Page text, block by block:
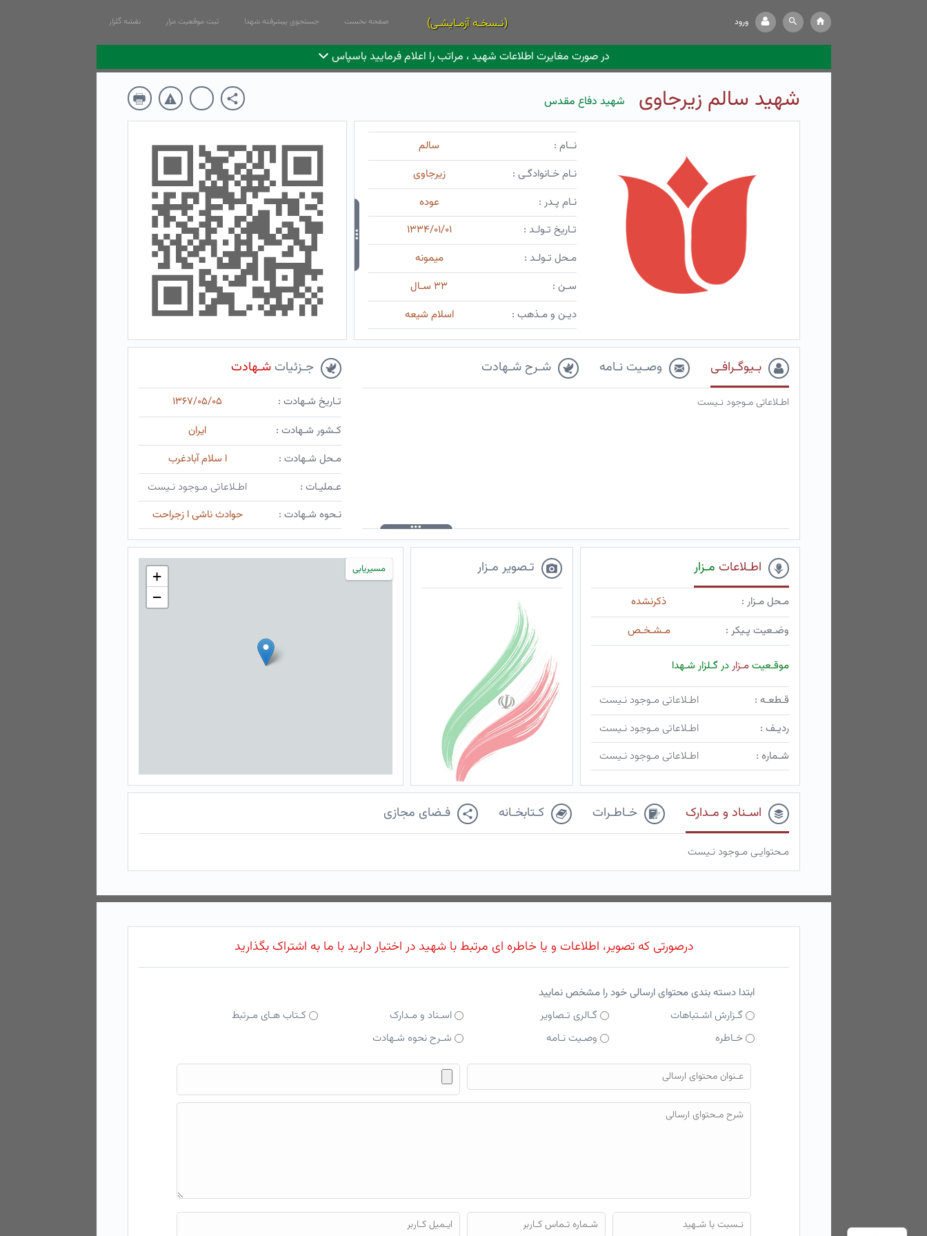
ورود (نـسخـه آزمـایشـی) صفحه نخست جستجوی پیشرفته شهدا ثبت موقعیت مزار نقشه گلزار
در صورت مغایرت اطلاعات شهید ، مراتب را اعلام فرمایید باسپاس
شهید سالم زیرجاوی شهید دفاع مقدس
نــام :
سالم
نـام خـانوادگـی :
زیرجاوی
نـام پـدر :
عوده
تـاریخ تـولـد :
۱۳۳۴/۰۱/۰۱
مـحل تـولـد :
میمونه
سـن :
۳۳ سـال
دیـن و مـذهب :
اسلام شیعه
بـیوگـرافـی وصـیت نـامه شـرح شـهادت
اطـلاعاتی مـوجود نـیست
جـزئیاتشـهادت
تـاریخ شـهادت :
۱۳۶۷/۰۵/۰۵
کـشور شـهادت :
ایران
مـحل شـهادت :
ا سلام آبادغرب
عـملیـات :
اطـلاعاتی مـوجود نـیست
نـحوه شـهادت :
حوادث ناشی ا زجراحت
اطـلاعات مـزار
مـحل مـزار :
ذکرنشده
وضـعیت پـیکر :
مـشـخـص
موقـعیتمـزاردر گـلزار شـهدا
قـطعـه :
اطـلاعاتی مـوجود نـیست
ردیـف :
اطـلاعاتی مـوجود نـیست
شـماره :
اطـلاعاتی مـوجود نـیست
تـصویر مـزار مسیریابی
+
−
اسـناد و مـدارک خـاطـرات کـتابخـانه فـضای مجازی
مـحتوایـی مـوجود نـیست
درصورتی که تصویر، اطلاعات و یا خاطره ای مرتبط با شهید در اختیار دارید با ما به اشتراک بگذارید
ابتدا دسته بندی محتوای ارسالی خود را مشخص نمایید
گـزارش اشـتباهات
گـالری تـصاویر اسـناد و مـدارک
کـتاب هـای مـرتبط
خـاطره
وصـیت نـامه شـرح نحوه شـهادت
فایل محتوای ارسالی